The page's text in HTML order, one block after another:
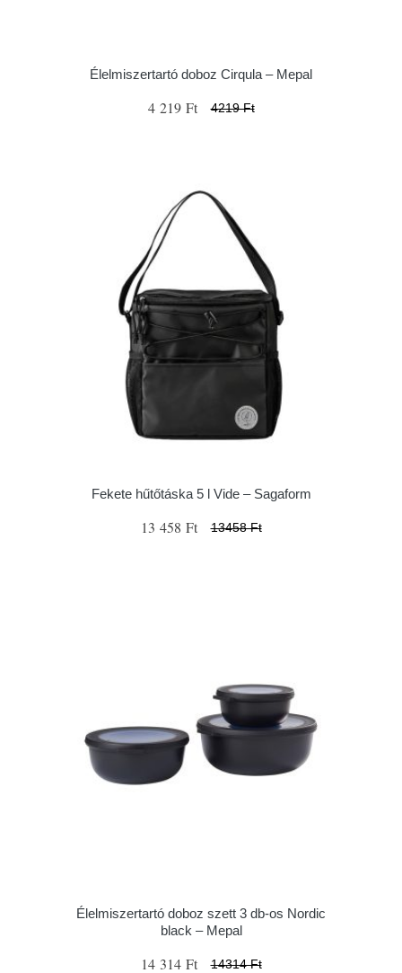
Élelmiszertartó doboz Cirqula – Mepal
4 219 Ft 4219 Ft
Fekete hűtőtáska 5 l Vide – Sagaform
13 458 Ft 13458 Ft
Élelmiszertartó doboz szett 3 db-os Nordic
black – Mepal
14 314 Ft 14314 Ft